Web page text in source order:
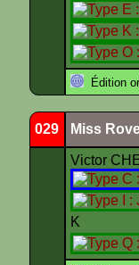
Édition
029 Miss
Victor